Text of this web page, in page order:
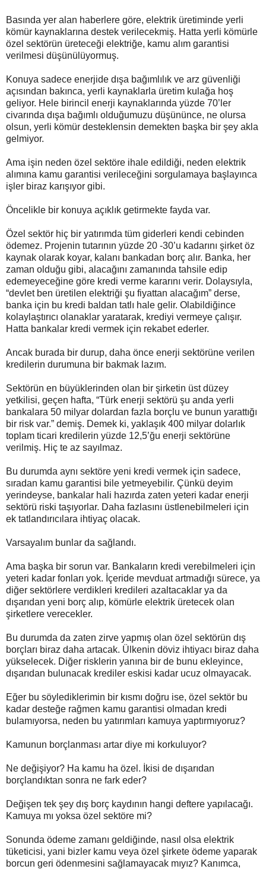
Basında yer alan haberlere göre, elektrik üretiminde yerli
kömür kaynaklarına destek verilecekmiş. Hatta yerli kömürle
özel sektörün üreteceği elektriğe, kamu alım garantisi
verilmesi düşünülüyormuş.
Konuya sadece enerjide dışa bağımlılık ve arz güvenliği
açısından bakınca, yerli kaynaklarla üretim kulağa hoş
geliyor. Hele birincil enerji kaynaklarında yüzde 70’ler
civarında dışa bağımlı olduğumuzu düşününce, ne olursa
olsun, yerli kömür desteklensin demekten başka bir şey akla
gelmiyor.
Ama işin neden özel sektöre ihale edildiği, neden elektrik
alımına kamu garantisi verileceğini sorgulamaya başlayınca
işler biraz karışıyor gibi.
Öncelikle bir konuya açıklık getirmekte fayda var.
Özel sektör hiç bir yatırımda tüm giderleri kendi cebinden
ödemez. Projenin tutarının yüzde 20 -30’u kadarını şirket öz
kaynak olarak koyar, kalanı bankadan borç alır. Banka, her
zaman olduğu gibi, alacağını zamanında tahsile edip
edemeyeceğine göre kredi verme kararını verir. Dolaysıyla,
“devlet ben üretilen elektriği şu fiyattan alacağım” derse,
banka için bu kredi baldan tatlı hale gelir. Olabildiğince
kolaylaştırıcı olanaklar yaratarak, krediyi vermeye çalışır.
Hatta bankalar kredi vermek için rekabet ederler.
Ancak burada bir durup, daha önce enerji sektörüne verilen
kredilerin durumuna bir bakmak lazım.
Sektörün en büyüklerinden olan bir şirketin üst düzey
yetkilisi, geçen hafta, “Türk enerji sektörü şu anda yerli
bankalara 50 milyar dolardan fazla borçlu ve bunun yarattığı
bir risk var.” demiş. Demek ki, yaklaşık 400 milyar dolarlık
toplam ticari kredilerin yüzde 12,5’ğu enerji sektörüne
verilmiş. Hiç te az sayılmaz.
Bu durumda aynı sektöre yeni kredi vermek için sadece,
sıradan kamu garantisi bile yetmeyebilir. Çünkü deyim
yerindeyse, bankalar hali hazırda zaten yeteri kadar enerji
sektörü riski taşıyorlar. Daha fazlasını üstlenebilmeleri için
ek tatlandırıcılara ihtiyaç olacak.
Varsayalım bunlar da sağlandı.
Ama başka bir sorun var. Bankaların kredi verebilmeleri için
yeteri kadar fonları yok. İçeride mevduat artmadığı sürece, ya
diğer sektörlere verdikleri kredileri azaltacaklar ya da
dışarıdan yeni borç alıp, kömürle elektrik üretecek olan
şirketlere verecekler.
Bu durumda da zaten zirve yapmış olan özel sektörün dış
borçları biraz daha artacak. Ülkenin döviz ihtiyacı biraz daha
yükselecek. Diğer risklerin yanına bir de bunu ekleyince,
dışarıdan bulunacak krediler eskisi kadar ucuz olmayacak.
Eğer bu söylediklerimin bir kısmı doğru ise, özel sektör bu
kadar desteğe rağmen kamu garantisi olmadan kredi
bulamıyorsa, neden bu yatırımları kamuya yaptırmıyoruz?
Kamunun borçlanması artar diye mi korkuluyor?
Ne değişiyor? Ha kamu ha özel. İkisi de dışarıdan
borçlandıktan sonra ne fark eder?
Değişen tek şey dış borç kaydının hangi deftere yapılacağı.
Kamuya mı yoksa özel sektöre mi?
Sonunda ödeme zamanı geldiğinde, nasıl olsa elektrik
tüketicisi, yani bizler kamu veya özel şirkete ödeme yaparak
borcun geri ödenmesini sağlamayacak mıyız? Kanımca,